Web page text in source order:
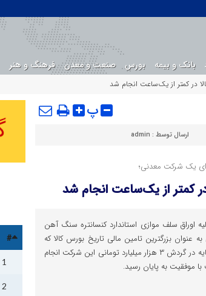
بانک و بیمه بورس صنعت و معدن فرهنگ و هنر
در کمتر از یک‌ساعت انجام شد
پ
ارسال توسط : admin
کمتر از یک‌ساعت انجام شد
اوراق سلف موازی استاندارد کنسانتره سنگ آهن
بزرگترین تامین مالی تاریخ بورس کالا که
امروز با هدف تامین سرمایه در گردش ۳ هزار میلیارد تومانی این شرکت انجام
موفقیت به پایان رسید.
#
1
2